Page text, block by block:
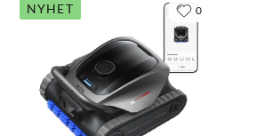
NYHET 0